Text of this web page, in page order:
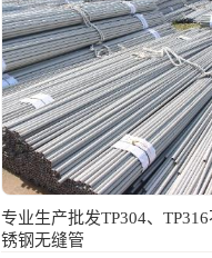
专业生产批发TP304、TP316
锈钢无缝管